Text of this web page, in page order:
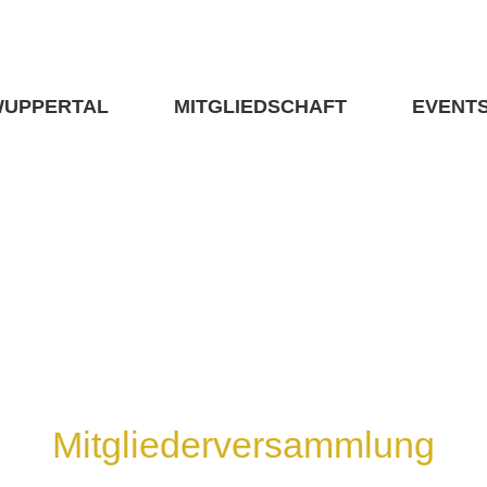
MITGLIEDSCHAFT
Mitgliederversammlung